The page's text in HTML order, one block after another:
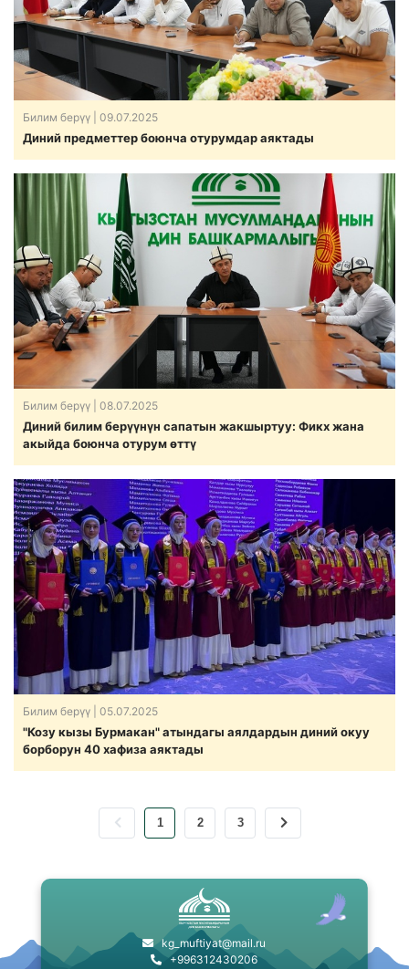
Билим берүү | 09.07.2025
Диний предметтер боюнча отурумдар аяктады
Билим берүү | 08.07.2025
Диний билим берүүнүн сапатын жакшыртуу: Фикх жана
акыйда боюнча отурум өттү
Билим берүү | 05.07.2025
"Козу кызы Бурмакан" атындагы аялдардын диний окуу
борборун 40 хафиза аяктады
1 2 3
kg_muftiyat@mail.ru
+996312430206